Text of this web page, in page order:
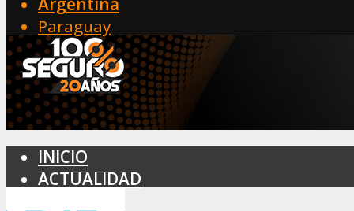
Paraguay
INICIO
ACTUALIDAD